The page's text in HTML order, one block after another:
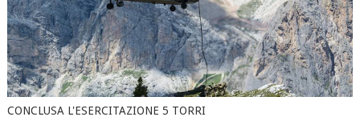
CONCLUSA L'ESERCITAZIONE 5 TORRI